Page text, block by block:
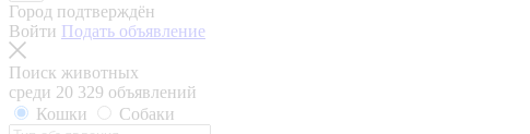
Город подтверждён
Войти Подать объявление
Поиск животных
среди 20 329 объявлений
Кошки
Собаки